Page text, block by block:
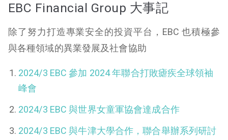
EBC Financial Group 大事記
除了努力打造專業安全的投資平台，EBC 也積極參
與各種領域的異業發展及社會協助
2024/3 EBC 參加 2024 年聯合打敗瘧疾全球領袖
峰會
2024/3 EBC 與世界女童軍協會達成合作
2024/3 EBC 與牛津大學合作，聯合舉辦系列研討